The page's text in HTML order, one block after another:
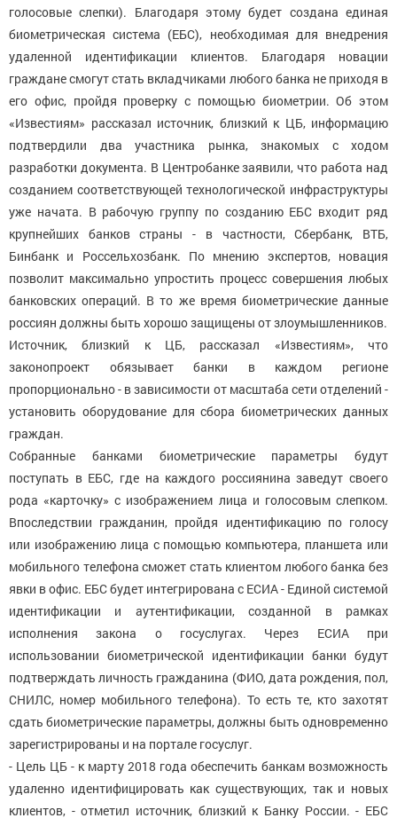
голосовые слепки). Благодаря этому будет создана единая
биометрическая система (ЕБС), необходимая для внедрения
удаленной идентификации клиентов. Благодаря новации
граждане смогут стать вкладчиками любого банка не приходя в
его офис, пройдя проверку с помощью биометрии. Об этом
«Известиям» рассказал источник, близкий к ЦБ, информацию
подтвердили два участника рынка, знакомых с ходом
разработки документа. В Центробанке заявили, что работа над
созданием соответствующей технологической инфраструктуры
уже начата. В рабочую группу по созданию ЕБС входит ряд
крупнейших банков страны - в частности, Сбербанк, ВТБ,
Бинбанк и Россельхозбанк. По мнению экспертов, новация
позволит максимально упростить процесс совершения любых
банковских операций. В то же время биометрические данные
россиян должны быть хорошо защищены от злоумышленников.
Источник, близкий к ЦБ, рассказал «Известиям», что
законопроект обязывает банки в каждом регионе
пропорционально - в зависимости от масштаба сети отделений -
установить оборудование для сбора биометрических данных
граждан.
Собранные банками биометрические параметры будут
поступать в ЕБС, где на каждого россиянина заведут своего
рода «карточку» с изображением лица и голосовым слепком.
Впоследствии гражданин, пройдя идентификацию по голосу
или изображению лица с помощью компьютера, планшета или
мобильного телефона сможет стать клиентом любого банка без
явки в офис. ЕБС будет интегрирована с ЕСИА - Единой системой
идентификации и аутентификации, созданной в рамках
исполнения закона о госуслугах. Через ЕСИА при
использовании биометрической идентификации банки будут
подтверждать личность гражданина (ФИО, дата рождения, пол,
СНИЛС, номер мобильного телефона). То есть те, кто захотят
сдать биометрические параметры, должны быть одновременно
зарегистрированы и на портале госуслуг.
- Цель ЦБ - к марту 2018 года обеспечить банкам возможность
удаленно идентифицировать как существующих, так и новых
клиентов, - отметил источник, близкий к Банку России. - ЕБС